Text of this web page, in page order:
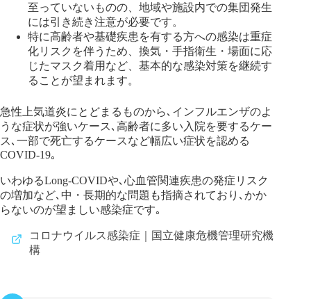
至っていないものの、地域や施設内での集団発生
には引き続き注意が必要です。
特に高齢者や基礎疾患を有する方への感染は重症
化リスクを伴うため、換気・手指衛生・場面に応
じたマスク着用など、基本的な感染対策を継続す
ることが望まれます。
急性上気道炎にとどまるものから､インフルエンザのよ
うな症状が強いケース､高齢者に多い入院を要するケー
ス､一部で死亡するケースなど幅広い症状を認める
COVID-19｡
いわゆるLong-COVIDや､心血管関連疾患の発症リスク
の増加など､中・長期的な問題も指摘されており､かか
らないのが望ましい感染症です｡
コロナウイルス感染症｜国立健康危機管理研究機
構